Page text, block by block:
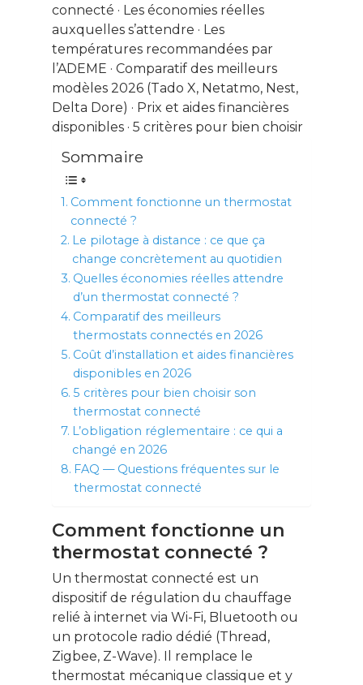
connecté · Les économies réelles
auxquelles s’attendre · Les
températures recommandées par
l’ADEME · Comparatif des meilleurs
modèles 2026 (Tado X, Netatmo, Nest,
Delta Dore) · Prix et aides financières
disponibles · 5 critères pour bien choisir
Sommaire
Comment fonctionne un thermostat
connecté ?
Le pilotage à distance : ce que ça
change concrètement au quotidien
Quelles économies réelles attendre
d’un thermostat connecté ?
Comparatif des meilleurs
thermostats connectés en 2026
Coût d’installation et aides financières
disponibles en 2026
5 critères pour bien choisir son
thermostat connecté
L’obligation réglementaire : ce qui a
changé en 2026
FAQ — Questions fréquentes sur le
thermostat connecté
Comment fonctionne un
thermostat connecté ?
Un thermostat connecté est un
dispositif de régulation du chauffage
relié à internet via Wi-Fi, Bluetooth ou
un protocole radio dédié (Thread,
Zigbee, Z-Wave). Il remplace le
thermostat mécanique classique et y